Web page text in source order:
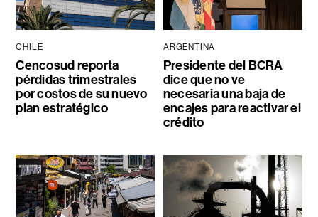
CHILE
Cencosud reporta
pérdidas trimestrales
por costos de su nuevo
plan estratégico
ARGENTINA
Presidente del BCRA
dice que no ve
necesaria una baja de
encajes para reactivar el
crédito